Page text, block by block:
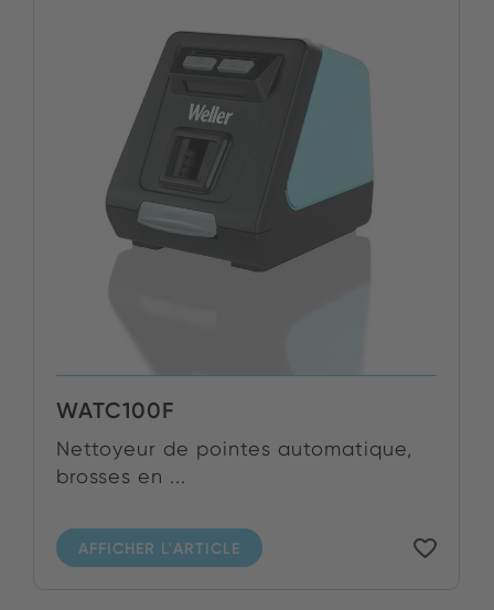
WATC100F
Nettoyeur de pointes automatique,
brosses en ...
AFFICHER L'ARTICLE